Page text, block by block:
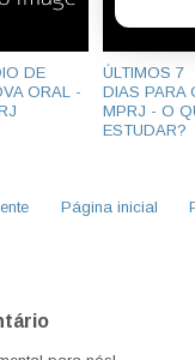
DE
ORAL -
ÚLTIMOS 7
DIAS PARA
MPRJ - O
ESTUDAR?
Página inicial